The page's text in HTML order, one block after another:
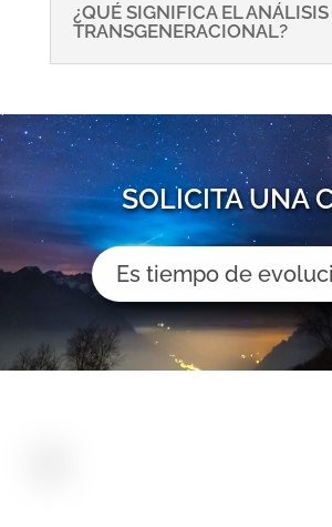
¿QUÉ SIGNIFICA EL ANÁLISIS
TRANSGENERACIONAL?
SOLICITA UNA
Es tiempo de